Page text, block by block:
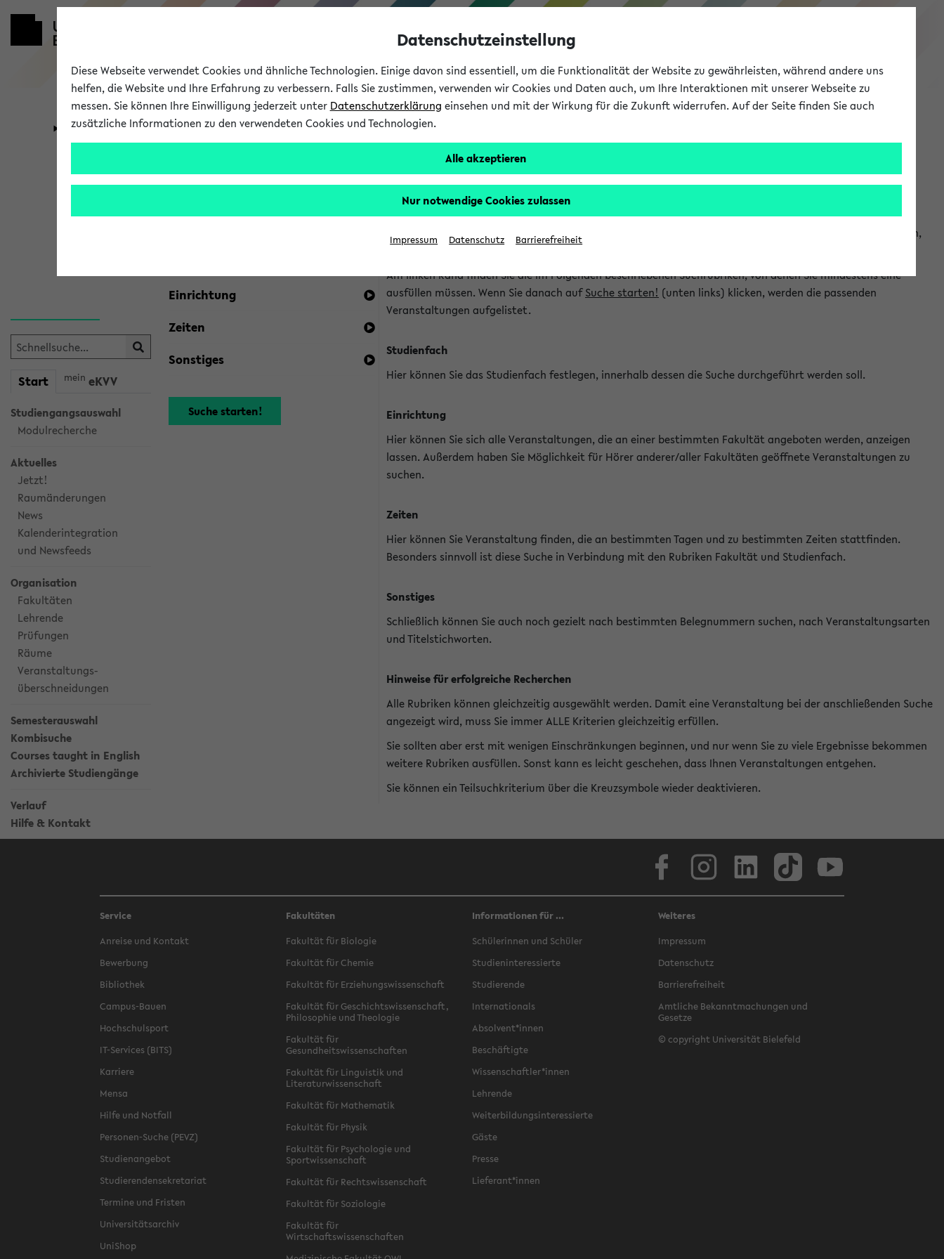
eKVV
Universität Forschung Studium
Start mein eKVV
Studiengangsauswahl
Modulrecherche
Aktuelles
Jetzt!
Raumänderungen
News
Kalenderintegration
und Newsfeeds
Organisation
Fakultäten
Lehrende
Prüfungen
Räume
Veranstaltungs-
überschneidungen
Semesterauswahl
Kombisuche
Courses taught in English
Archivierte Studiengänge
Verlauf
Hilfe & Kontakt
Kombisuche im eKVV
Ihre Suchkriterien:
Einrichtung
Zeiten
Sonstiges
Hinweise zur Kombisuche
Sie können das eKVV nach diversen Kriterien durchsuchen und so gezielt die Veranstaltungen heraussuchen,
die für Sie interessant sind.
Am linken Rand finden Sie die im Folgenden beschriebenen Suchrubriken, von denen Sie mindestens eine
ausfüllen müssen. Wenn Sie danach aufSuche starten! (unten links) klicken, werden die passenden
Veranstaltungen aufgelistet.
Studienfach
Hier können Sie das Studienfach festlegen, innerhalb dessen die Suche durchgeführt werden soll.
Einrichtung
Hier können Sie sich alle Veranstaltungen, die an einer bestimmten Fakultät angeboten werden, anzeigen
lassen. Außerdem haben Sie Möglichkeit für Hörer anderer/aller Fakultäten geöffnete Veranstaltungen zu
suchen.
Zeiten
Hier können Sie Veranstaltung finden, die an bestimmten Tagen und zu bestimmten Zeiten stattfinden.
Besonders sinnvoll ist diese Suche in Verbindung mit den Rubriken Fakultät und Studienfach.
Sonstiges
Schließlich können Sie auch noch gezielt nach bestimmten Belegnummern suchen, nach Veranstaltungsarten
und Titelstichworten.
Hinweise für erfolgreiche Recherchen
Alle Rubriken können gleichzeitig ausgewählt werden. Damit eine Veranstaltung bei der anschließenden Suche
angezeigt wird, muss Sie immer ALLE Kriterien gleichzeitig erfüllen.
Sie sollten aber erst mit wenigen Einschränkungen beginnen, und nur wenn Sie zu viele Ergebnisse bekommen
weitere Rubriken ausfüllen. Sonst kann es leicht geschehen, dass Ihnen Veranstaltungen entgehen.
Sie können ein Teilsuchkriterium über die Kreuzsymbole wieder deaktivieren.
Service
Anreise und Kontakt
Bewerbung
Bibliothek
Campus-Bauen
Hochschulsport
IT-Services (BITS)
Karriere
Mensa
Hilfe und Notfall
Personen-Suche (PEVZ)
Studienangebot
Studierendensekretariat
Termine und Fristen
Universitätsarchiv
UniShop
Fakultäten
Fakultät für Biologie
Fakultät für Chemie
Fakultät für Erziehungswissenschaft
Fakultät für Geschichtswissenschaft,
Philosophie und Theologie
Fakultät für
Gesundheitswissenschaften
Fakultät für Linguistik und
Literaturwissenschaft
Fakultät für Mathematik
Fakultät für Physik
Fakultät für Psychologie und
Sportwissenschaft
Fakultät für Rechtswissenschaft
Fakultät für Soziologie
Fakultät für
Wirtschaftswissenschaften
Informationen für ...
Schülerinnen und Schüler
Studieninteressierte
Studierende
Internationals
Absolvent*innen
Beschäftigte
Wissenschaftler*innen
Lehrende
Weiterbildungsinteressierte
Gäste
Presse
Lieferant*innen
Weiteres
Impressum
Datenschutz
Barrierefreiheit
Amtliche Bekanntmachungen und
Gesetze
© copyright Universität Bielefeld
Datenschutzeinstellung
Diese Webseite verwendet Cookies und ähnliche Technologien. Einige davon sind essentiell, um die Funktionalität der Website zu gewährleisten, während andere uns
helfen, die Website und Ihre Erfahrung zu verbessern. Falls Sie zustimmen, verwenden wir Cookies und Daten auch, um Ihre Interaktionen mit unserer Webseite zu
messen. Sie können Ihre Einwilligung jederzeit unter Datenschutzerklärung einsehen und mit der Wirkung für die Zukunft widerrufen. Auf der Seite finden Sie auch
zusätzliche Informationen zu den verwendeten Cookies und Technologien.
Alle akzeptieren
Nur notwendige Cookies zulassen
Impressum Datenschutz Barrierefreiheit